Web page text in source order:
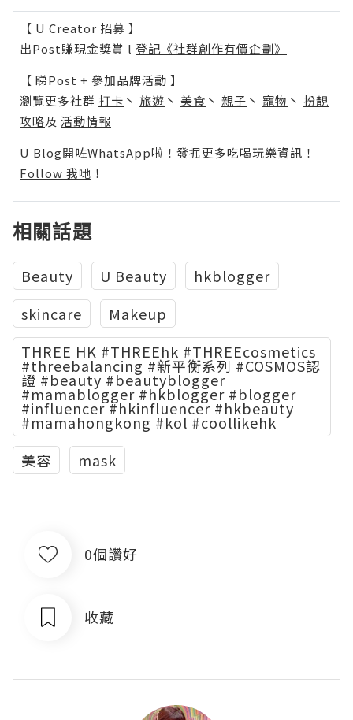
【 U Creator 招募 】
出Post賺現金獎賞 l 登記《社群創作有價企劃》
【 睇Post + 參加品牌活動 】
瀏覽更多社群 打卡 丶 旅遊 丶 美食 丶 親子 丶 寵物 丶 扮靚
攻略及 活動情報
U Blog開咗WhatsApp啦！發掘更多吃喝玩樂資訊！
Follow 我哋 ！
相關話題
Beauty U Beauty
hkblogger
skincare
Makeup
THREE HK #THREEhk #THREEcosmetics
#threebalancing #新平衡系列 #COSMOS認
證 #beauty #beautyblogger
#mamablogger #hkblogger #blogger
#influencer #hkinfluencer #hkbeauty
#mamahongkong #kol #coollikehk
美容
mask
0個讚好
收藏